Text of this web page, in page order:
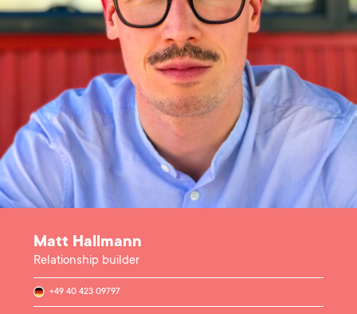
Matt Hallmann
Relationship builder
+49 40 423 09797